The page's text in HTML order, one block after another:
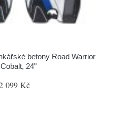
betony Road Warrior
Cobalt, 24"
099 Kč